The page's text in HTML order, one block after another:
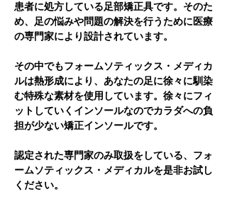
患者に処方している足部矯正具です。そのた
め、足の悩みや問題の解決を行うために医療
の専門家により設計されています。
その中でもフォームソティックス・メディカ
ルは熱形成により、あなたの足に徐々に馴染
む特殊な素材を使用しています。徐々にフィ
ットしていくインソールなのでカラダへの負
担が少ない矯正インソールです。
認定された専門家のみ取扱をしている、フォ
ームソティックス・メディカルを是非お試し
ください。